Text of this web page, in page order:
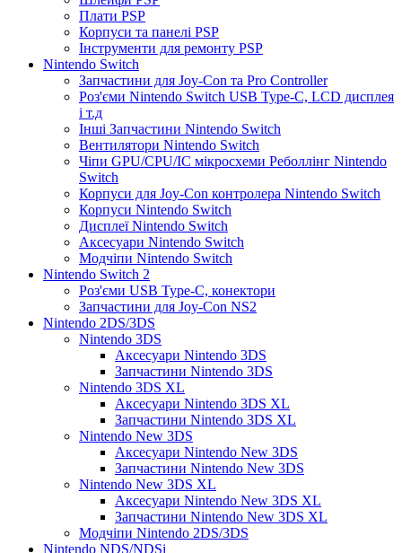
Плати PSP
Корпуси та панелі PSP
Інструменти для ремонту PSP
Nintendo Switch
Запчастини для Joy-Con та Pro Controller
Роз'єми Nintendo Switch USB Type-C, LCD дисплея
і т.д
Інші Запчастини Nintendo Switch
Вентилятори Nintendo Switch
Чіпи GPU/CPU/IC мікросхеми Реболлінг Nintendo
Switch
Корпуси для Joy-Con контролера Nintendo Switch
Корпуси Nintendo Switch
Дисплеї Nintendo Switch
Аксесуари Nintendo Switch
Модчіпи Nintendo Switch
Nintendo Switch 2
Роз'єми USB Type-C, конектори
Запчастини для Joy-Con NS2
Nintendo 2DS/3DS
Nintendo 3DS
Аксесуари Nintendo 3DS
Запчастини Nintendo 3DS
Nintendo 3DS XL
Аксесуари Nintendo 3DS XL
Запчастини Nintendo 3DS XL
Nintendo New 3DS
Аксесуари Nintendo New 3DS
Запчастини Nintendo New 3DS
Nintendo New 3DS XL
Аксесуари Nintendo New 3DS XL
Запчастини Nintendo New 3DS XL
Модчіпи Nintendo 2DS/3DS
Nintendo NDS/NDSi